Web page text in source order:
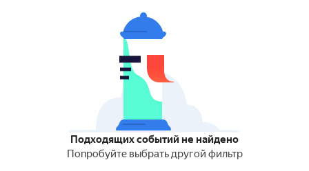
Подходящих событий не найдено
Попробуйте выбрать другой фильтр